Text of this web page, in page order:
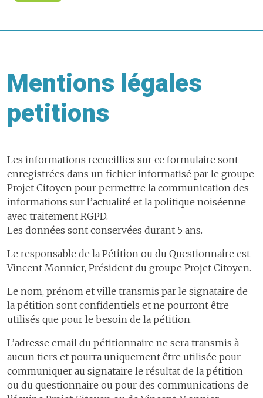
Mentions légales
petitions
Les informations recueillies sur ce formulaire sont
enregistrées dans un fichier informatisé par le groupe
Projet Citoyen pour permettre la communication des
informations sur l’actualité et la politique noiséenne
avec traitement RGPD.
Les données sont conservées durant 5 ans.
Le responsable de la Pétition ou du Questionnaire est
Vincent Monnier, Président du groupe Projet Citoyen.
Le nom, prénom et ville transmis par le signataire de
la pétition sont confidentiels et ne pourront être
utilisés que pour le besoin de la pétition.
L’adresse email du pétitionnaire ne sera transmis à
aucun tiers et pourra uniquement être utilisée pour
communiquer au signataire le résultat de la pétition
ou du questionnaire ou pour des communications de